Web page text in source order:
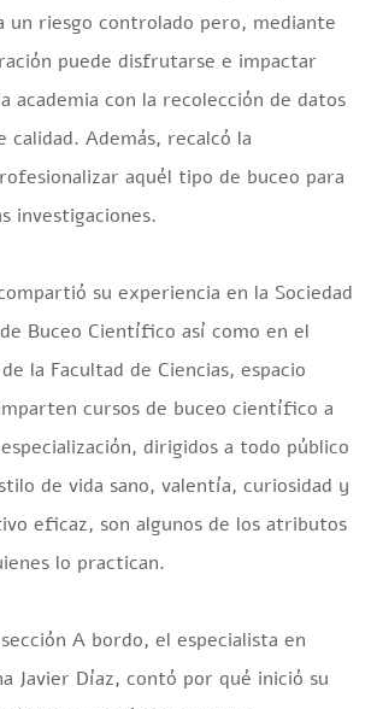
un riesgo controlado pero, mediante
puede disfrutarse e impactar
academia con la recolección de datos
calidad. Además, recalcó la
aquél tipo de buceo para
investigaciones.
su experiencia en la Sociedad
Buceo Científico así como en el
la Facultad de Ciencias, espacio
cursos de buceo científico a
dirigidos a todo público
de vida sano, valentía, curiosidad y
eficaz, son algunos de los atributos
lo practican.
A bordo, el especialista en
Javier Díaz, contó por qué inició su